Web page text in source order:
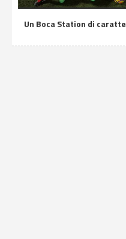
Un Boca Station di